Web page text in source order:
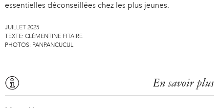
essentielles déconseillées chez les plus jeunes.
JUILLET 2025
TEXTE: CLÉMENTINE FITAIRE
PHOTOS: PANPANCUCUL
En savoir plus